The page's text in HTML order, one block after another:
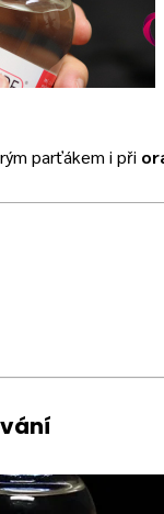
parťákem i při